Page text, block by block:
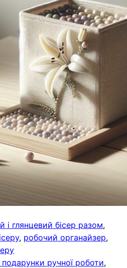
і глянцевий бісер разом
, робочий органайзер
подарунки ручної роботи